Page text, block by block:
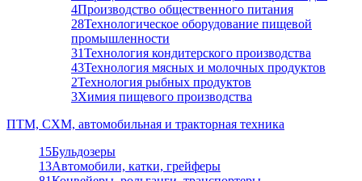
4Производство общественного питания
28Технологическое оборудование пищевой
промышленности
31Технология кондитерского производства
43Технология мясных и молочных продуктов
2Технология рыбных продуктов
3Химия пищевого производства
ПТМ, СХМ, автомобильная и тракторная техника
15Бульдозеры
13Автомобили, катки, грейферы